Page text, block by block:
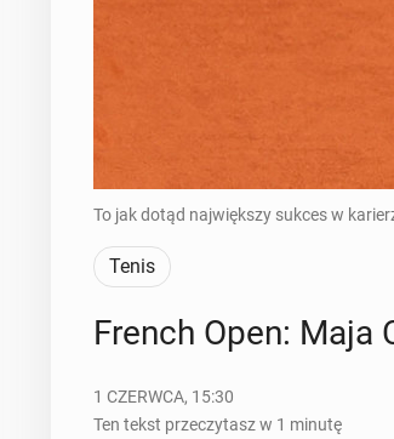
To jak dotąd największy sukces w
Tenis
French Open: Maja
1 CZERWCA, 15:30
Ten tekst przeczytasz w 1 minutę